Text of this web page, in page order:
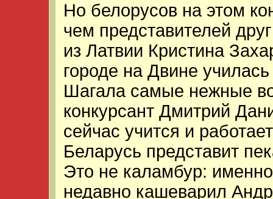
Но белорусов на этом
чем представителей
из Латвии Кристина
городе на Двине
Шагала самые нежные
конкурсант Дмитрий
сейчас учится и
Беларусь представит
Это не каламбур:
недавно кашеварил